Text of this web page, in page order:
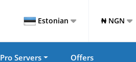
Estonian ₦ NGN
Pro Servers Offers